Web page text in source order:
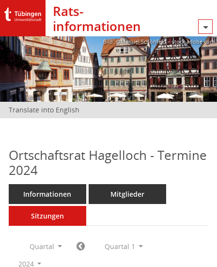
Rats­
informationen
Bild: @Manuel Schönfeld – stock.adobe.com
Translate into English
Ortschaftsrat Hagelloch - Termine
2024
Informationen Mitglieder
Sitzungen
Quartal
Quartal 1
2024